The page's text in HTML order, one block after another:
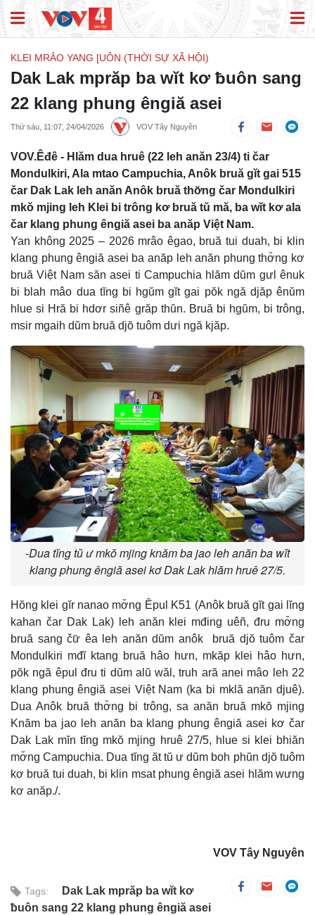
KLEI MRÂO YANG [UÔN (THỜI SỰ XÃ HỘI)
Dak Lak mprăp ba wĭt kơ ƀuôn sang
22 klang phung êngiă asei
Thứ sáu, 11:07, 24/04/2026 VOV Tây Nguyên
VOV.Êđê - Hlăm dua hruê (22 leh anăn 23/4) ti čar
Mondulkiri, Ala mtao Campuchia, Anôk bruă gĭt gai 515
čar Dak Lak leh anăn Anôk bruă thơ̆ng čar Mondulkiri
mkŏ mjing leh Klei bi trông kơ bruă tŭ mă, ba wĭt kơ ala
čar klang phung êngiă asei ba anăp Việt Nam.
Yan không 2025 – 2026 mrâo êgao, bruă tui duah, bi klin
klang phung êngiă asei ba anăp leh anăn phung thơ̆ng kơ
bruă Việt Nam săn asei ti Campuchia hlăm dŭm gưl ênuk
bi blah mâo dua tĭng bi hgŭm gĭt gai pŏk ngă djăp ênŭm
hlue si Hră bi hdơr siñê grăp thŭn. Bruă bi hgŭm, bi trông,
msir mgaih dŭm bruă djŏ tuôm dưi ngă kjăp.
-Dua tĭng tŭ ư mkŏ mjing knăm ba jao leh anăn ba wĭt
klang phung êngiă asei kơ Dak Lak hlăm hruê 27/5.
Hŏng klei gĭr nanao mơ̆ng Êpul K51 (Anôk bruă gĭt gai lĭng
kahan čar Dak Lak) leh anăn klei mđing uêñ, đru mơ̆ng
bruă sang čư̆ êa leh anăn dŭm anôk bruă djŏ tuôm čar
Mondulkiri mđĭ ktang bruă hâo hưn, mkăp klei hâo hưn,
pŏk ngă êpul đru ti dŭm alŭ wăl, truh ară anei mâo leh 22
klang phung êngiă asei Việt Nam (ka bi mklă anăn djuê).
Dua Anôk bruă thơ̆ng bi trông, sa anăn bruă mkŏ mjing
Knăm ba jao leh anăn ba klang phung êngiă asei kơ čar
Dak Lak mĭn tĭng mkŏ mjing hruê 27/5, hlue si klei bhiăn
mơ̆ng Campuchia. Dua tĭng ăt tŭ ư dŭm boh phŭn djŏ tuôm
kơ bruă tui duah, bi klin msat phung êngiă asei hlăm wưng
kơ anăp./.
VOV Tây Nguyên
Tags:
Dak Lak mprăp ba wĭt kơ
ƀuôn sang 22 klang phung êngiă asei